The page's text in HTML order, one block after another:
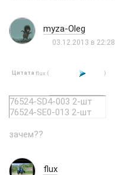
myza-Oleg
03.12.2013 в 22:28
Цитата flux ( )
76524-SD4-003 2-шт
76524-SE0-013 2-шт
зачем??
flux